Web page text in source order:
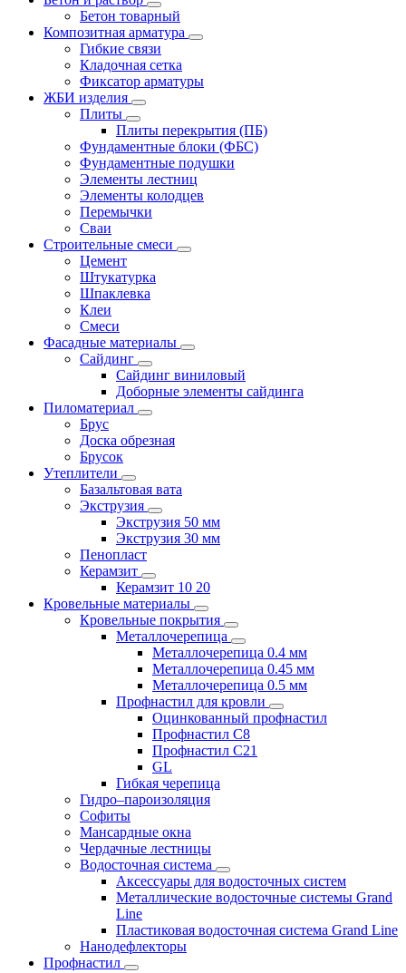
Бетон товарный
Композитная арматура
Гибкие связи
Кладочная сетка
Фиксатор арматуры
ЖБИ изделия
Плиты
Плиты перекрытия (ПБ)
Фундаментные блоки (ФБС)
Фундаментные подушки
Элементы лестниц
Элементы колодцев
Перемычки
Сваи
Строительные смеси
Цемент
Штукатурка
Шпаклевка
Клеи
Смеси
Фасадные материалы
Сайдинг
Сайдинг виниловый
Доборные элементы сайдинга
Пиломатериал
Брус
Доска обрезная
Брусок
Утеплители
Базальтовая вата
Экструзия
Экструзия 50 мм
Экструзия 30 мм
Пенопласт
Керамзит
Керамзит 10 20
Кровельные материалы
Кровельные покрытия
Металлочерепица
Металлочерепица 0.4 мм
Металлочерепица 0.45 мм
Металлочерепица 0.5 мм
Профнастил для кровли
Оцинкованный профнастил
Профнастил С8
Профнастил С21
GL
Гибкая черепица
Гидро–пароизоляция
Софиты
Мансардные окна
Чердачные лестницы
Водосточная система
Аксессуары для водосточных систем
Металлические водосточные системы Grand
Line
Пластиковая водосточная система Grand Line
Нанодефлекторы
Профнастил